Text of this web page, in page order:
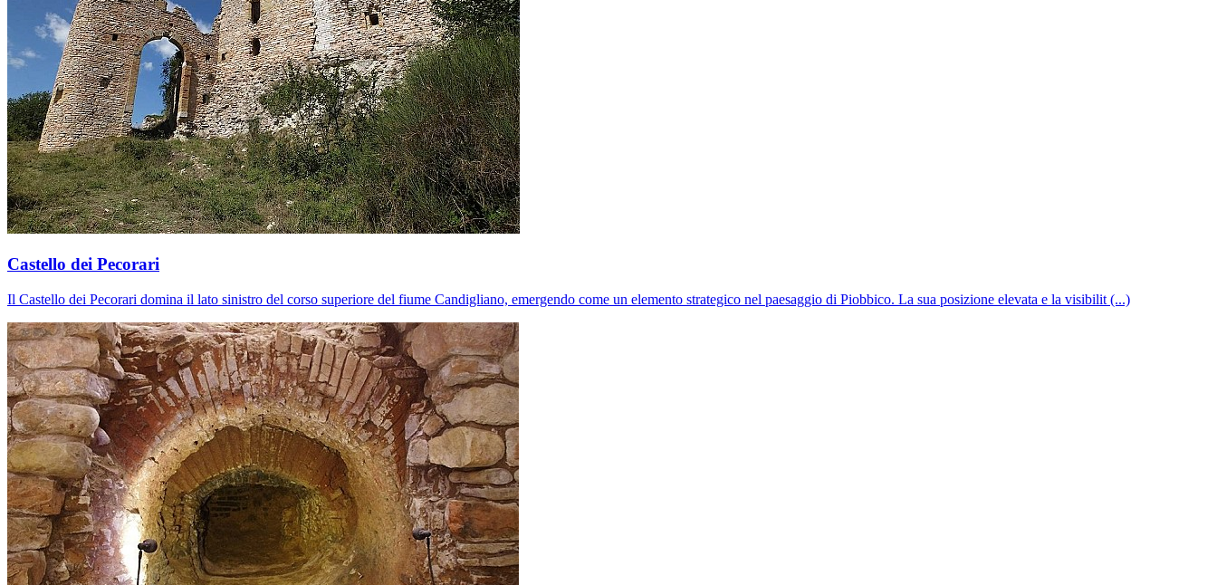
Castello dei Pecorari
Il Castello dei Pecorari domina il lato sinistro del corso superiore del fiume Candigliano, emergendo come un elemento strategico nel paesaggio di Piobbico. La sua posizione elevata e la visibilit (...)